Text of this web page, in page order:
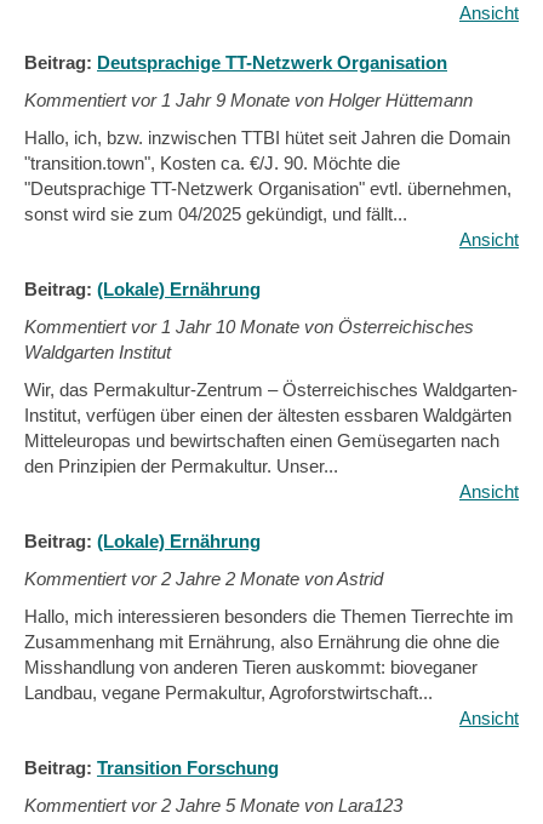
Ansicht
Beitrag: Deutsprachige TT-Netzwerk Organisation
Kommentiert vor 1 Jahr 9 Monate von Holger Hüttemann
Hallo, ich, bzw. inzwischen TTBI hütet seit Jahren die Domain
"transition.town", Kosten ca. €/J. 90. Möchte die
"Deutsprachige TT-Netzwerk Organisation" evtl. übernehmen,
sonst wird sie zum 04/2025 gekündigt, und fällt...
Ansicht
Beitrag: (Lokale) Ernährung
Kommentiert vor 1 Jahr 10 Monate von Österreichisches
Waldgarten Institut
Wir, das Permakultur-Zentrum – Österreichisches Waldgarten-
Institut, verfügen über einen der ältesten essbaren Waldgärten
Mitteleuropas und bewirtschaften einen Gemüsegarten nach
den Prinzipien der Permakultur. Unser...
Ansicht
Beitrag: (Lokale) Ernährung
Kommentiert vor2 Jahre 2 Monate von Astrid
Hallo, mich interessieren besonders die Themen Tierrechte im
Zusammenhang mit Ernährung, also Ernährung die ohne die
Misshandlung von anderen Tieren auskommt: bioveganer
Landbau, vegane Permakultur, Agroforstwirtschaft...
Ansicht
Beitrag: Transition Forschung
Kommentiert vor2 Jahre 5 Monate von Lara123